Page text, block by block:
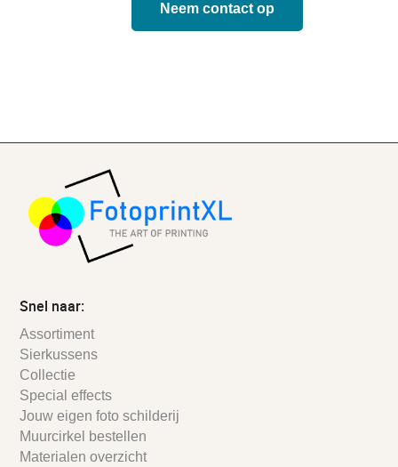
Neem contact op
Snel naar:
Assortiment
Sierkussens
Collectie
Special effects
Jouw eigen foto schilderij
Muurcirkel bestellen
Materialen overzicht